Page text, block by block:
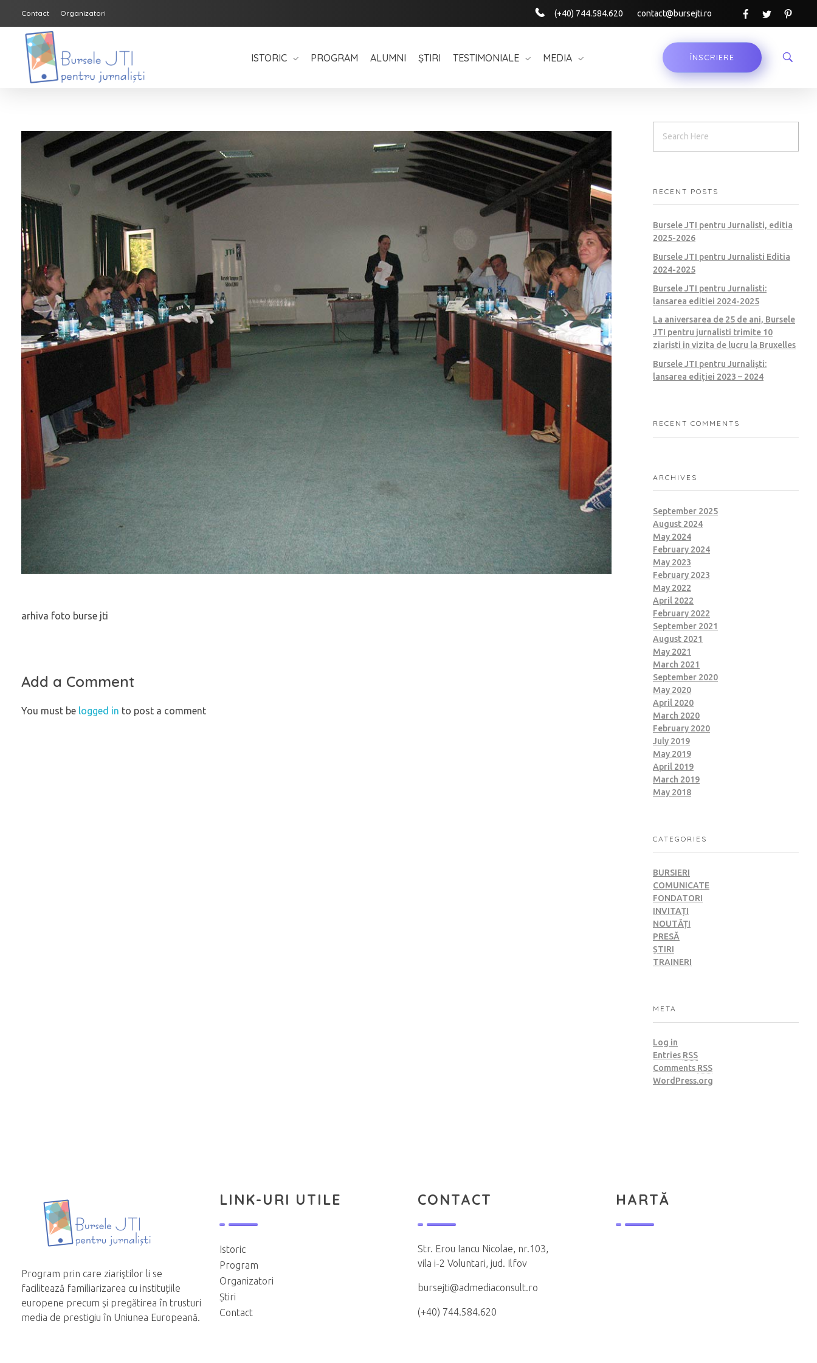
Contact Organizatori (+40) 744.584.620 contact@bursejti.ro
ÎNSCRIERE
ISTORIC PROGRAM ALUMNI ȘTIRI TESTIMONIALE MEDIA
arhiva foto burse jti
Add a Comment
You must be logged in to post a comment
RECENT POSTS
Bursele JTI pentru Jurnalisti, editia
2025-2026
Bursele JTI pentru Jurnalisti Editia
2024-2025
Bursele JTI pentru Jurnalisti:
lansarea editiei 2024-2025
La aniversarea de 25 de ani, Bursele
JTI pentru jurnalisti trimite 10
ziaristi in vizita de lucru la Bruxelles
Bursele JTI pentru Jurnaliști:
lansarea ediției 2023 – 2024
RECENT COMMENTS
ARCHIVES
September 2025
August 2024
May 2024
February 2024
May 2023
February 2023
May 2022
April 2022
February 2022
September 2021
August 2021
May 2021
March 2021
September 2020
May 2020
April 2020
March 2020
February 2020
July 2019
May 2019
April 2019
March 2019
May 2018
CATEGORIES
BURSIERI
COMUNICATE
FONDATORI
INVITAȚI
NOUTĂȚI
PRESĂ
ȘTIRI
TRAINERI
META
Log in
Entries RSS
Comments RSS
WordPress.org
Program prin care ziariştilor li se
facilitează familiarizarea cu instituțiile
europene precum și pregătirea în trusturi
media de prestigiu în Uniunea Europeană.
LINK-URI UTILE
Istoric
Program
Organizatori
Știri
Contact
CONTACT
Str. Erou Iancu Nicolae, nr.103,
vila i-2 Voluntari, jud. Ilfov
bursejti@admediaconsult.ro
(+40) 744.584.620
HARTĂ